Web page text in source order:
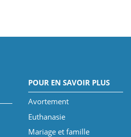
POUR EN SAVOIR PLUS
Avortement
Euthanasie
Mariage et famille